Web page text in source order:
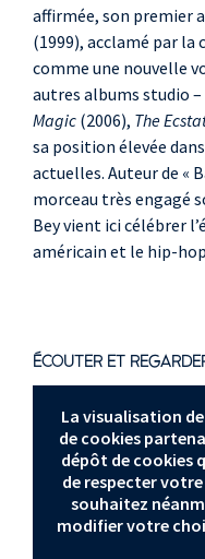
affirmée, son premier
(1999), acclamé par la
comme une nouvelle
autres albums studio –
Magic (2006), The
sa position élevée
actuelles. Auteur de «
morceau très engagé
Bey vient ici célébrer
américain et le hip-
ÉCOUTER ET
La visualisation
de cookies
dépôt de cookies
de respecter
souhaitez
modifier votre